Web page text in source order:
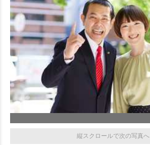
縦スクロールで次の写真へ